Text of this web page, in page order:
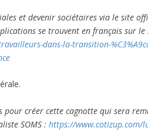
et devenir sociétaires via le site
se trouvent en français sur
dans-la-transition-
pour créer cette cagnotte qui sera
SOMS :https://www.cotizup.com/